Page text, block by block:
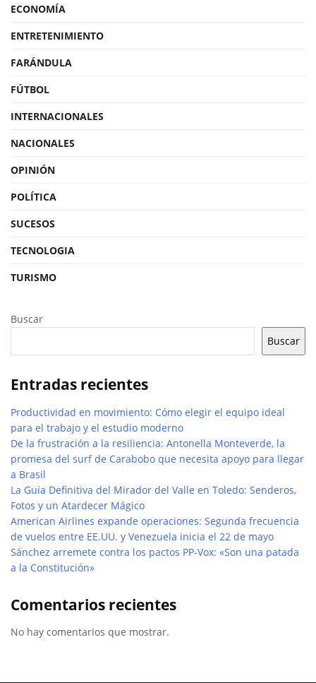
ECONOMÍA
ENTRETENIMIENTO
FARÁNDULA
FÚTBOL
INTERNACIONALES
NACIONALES
OPINIÓN
POLÍTICA
SUCESOS
TECNOLOGIA
TURISMO
Buscar
Buscar
Entradas recientes
Productividad en movimiento: Cómo elegir el equipo ideal
para el trabajo y el estudio moderno
De la frustración a la resiliencia: Antonella Monteverde, la
promesa del surf de Carabobo que necesita apoyo para llegar
a Brasil
La Guía Definitiva del Mirador del Valle en Toledo: Senderos,
Fotos y un Atardecer Mágico
American Airlines expande operaciones: Segunda frecuencia
de vuelos entre EE.UU. y Venezuela inicia el 22 de mayo
Sánchez arremete contra los pactos PP-Vox: «Son una patada
a la Constitución»
Comentarios recientes
No hay comentarios que mostrar.